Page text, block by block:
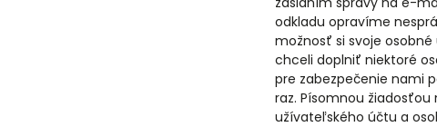
odkladu opravíme
možnosť si svoje
chceli doplniť niektoré
pre zabezpečenie nami
raz. Písomnou
užívateľského účtu a